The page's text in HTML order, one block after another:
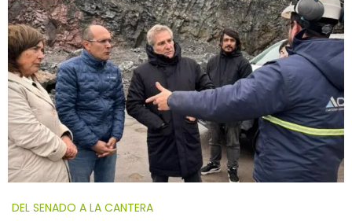
DEL SENADO A LA CANTERA